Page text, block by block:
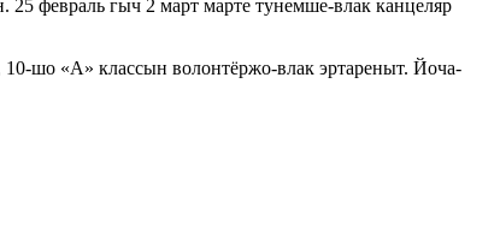
февраль гыч 2 март марте тунемше-влак канцеляр
шо «А» классын волонтёржо-влак эртареныт. Йоча-